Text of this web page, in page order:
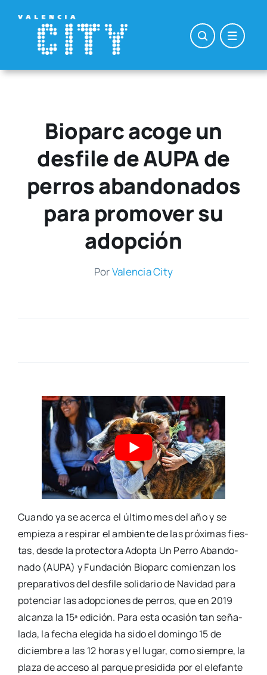
contenido
Bioparc acoge un
desfile de AUPA de
perros abandonados
para promover su
adopción
PorValen­cia City
Cuan­do ya se acer­ca el últi­mo mes del año y se
empie­za a res­pi­rar el ambien­te de las pró­xi­mas fies­
tas, des­de la pro­tec­to­ra Adop­ta Un Perro Aban­do­
na­do (AUPA) y Fun­da­ción Bio­parc comien­zan los
pre­pa­ra­ti­vos del des­fi­le soli­da­rio de Navi­dad para
poten­ciar las adop­cio­nes de perros, que en 2019
alcan­za la 15ª edi­ción. Para esta oca­sión tan seña­
la­da, la fecha ele­gi­da ha sido el domin­go 15 de
diciem­bre a las 12 horas y el lugar, como siem­pre, la
pla­za de acce­so al par­que pre­si­di­da por el ele­fan­te